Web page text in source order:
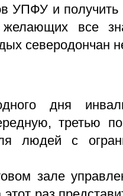
УПФУ и
все
северодончан
дня
третью
людей с
зале